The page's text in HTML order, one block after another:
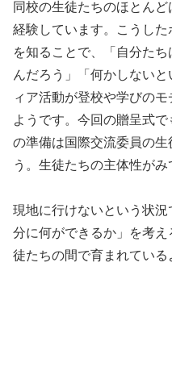
同校の生徒たちのほとん
経験しています。こうし
を知ることで、「自分た
んだろう」「何かしない
ィア活動が登校や学びの
ようです。今回の贈呈式
の準備は国際交流委員の
う。生徒たちの主体性がみ
現地に行けないという状
分に何ができるか」を考
徒たちの間で育まれている